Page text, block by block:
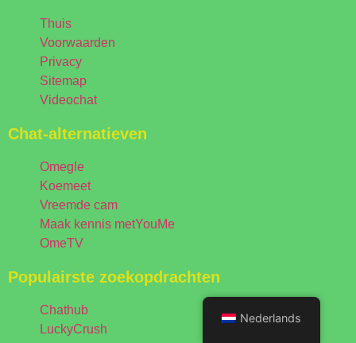
Thuis
Voorwaarden
Privacy
Sitemap
Videochat
Chat-alternatieven
Omegle
Koemeet
Vreemde cam
Maak kennis metYouMe
OmeTV
Populairste zoekopdrachten
Chathub
LuckyCrush
Nederlands